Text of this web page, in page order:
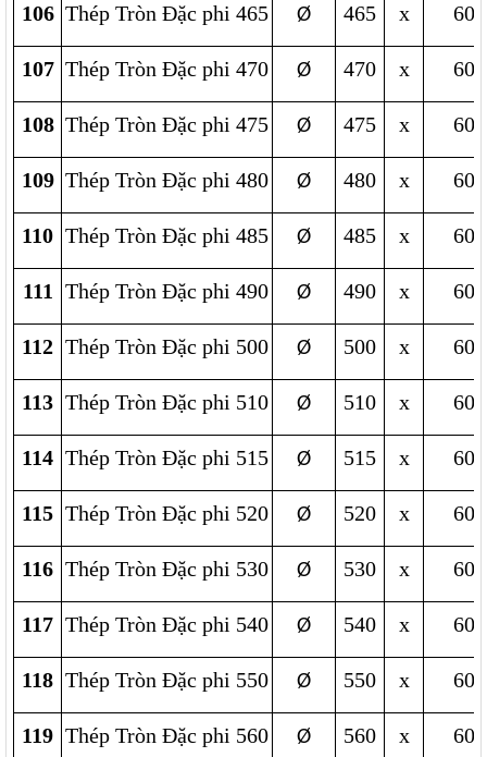
106 Thép Tròn Đặc phi 465 Ø 465 x
107 Thép Tròn Đặc phi 470 Ø 470 x
108 Thép Tròn Đặc phi 475 Ø 475 x
109 Thép Tròn Đặc phi 480 Ø 480 x
110 Thép Tròn Đặc phi 485 Ø 485 x
111 Thép Tròn Đặc phi 490 Ø 490 x
112 Thép Tròn Đặc phi 500 Ø 500 x
113 Thép Tròn Đặc phi 510 Ø 510 x
114 Thép Tròn Đặc phi 515 Ø 515 x
115 Thép Tròn Đặc phi 520 Ø 520 x
116 Thép Tròn Đặc phi 530 Ø 530 x
117 Thép Tròn Đặc phi 540 Ø 540 x
118 Thép Tròn Đặc phi 550 Ø 550 x
119 Thép Tròn Đặc phi 560 Ø 560 x